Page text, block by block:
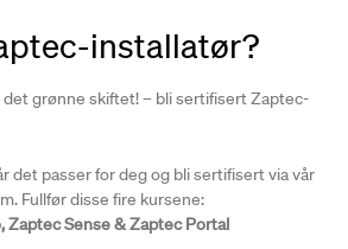
installatør?
det grønne skiftet! – bli sertifisert Zaptec-
det passer for deg og bli sertifisert via vår
Fullfør disse fire kursene:
Zaptec Sense & Zaptec Portal